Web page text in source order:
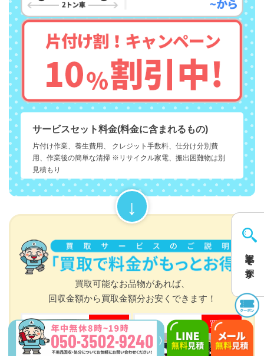
記事を探す
サービスセット料金(料金に含まれるもの)
片付け作業、養生費用、 クレジット手数料、仕分け分別費
用、作業後の簡単な清掃 ※リサイクル家電、搬出困難物は別
見積もり
買取可能なお品物があれば、
回収金額から買取金額分お安くできます！